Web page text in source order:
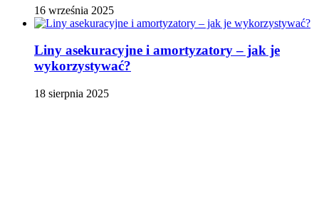
16 września 2025
Liny asekuracyjne i amortyzatory – jak je
wykorzystywać?
18 sierpnia 2025